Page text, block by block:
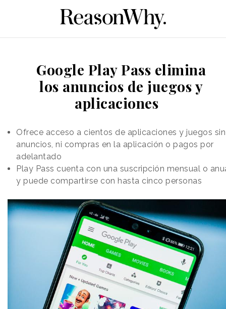
Google Play Pass elimina
los anuncios de juegos y
aplicaciones
Ofrece acceso a cientos de aplicaciones y juegos sin
anuncios, ni compras en la aplicación o pagos por
adelantado
Play Pass cuenta con una suscripción mensual o
y puede compartirse con hasta cinco personas